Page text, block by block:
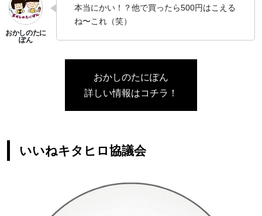
本当にかい！？他で買ったら500円はこえる
ね〜これ（笑）
おかしのたにぽん
詳しい情報はコチラ！
いいねキタヒロ協議会